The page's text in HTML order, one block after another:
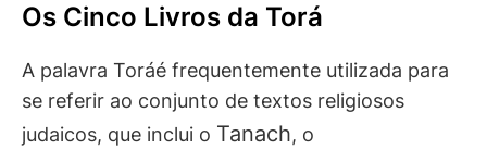
Os Cinco Livros da Torá
A palavra Toráé frequentemente utilizada para
se referir ao conjunto de textos religiosos
judaicos, que inclui o Tanach, o